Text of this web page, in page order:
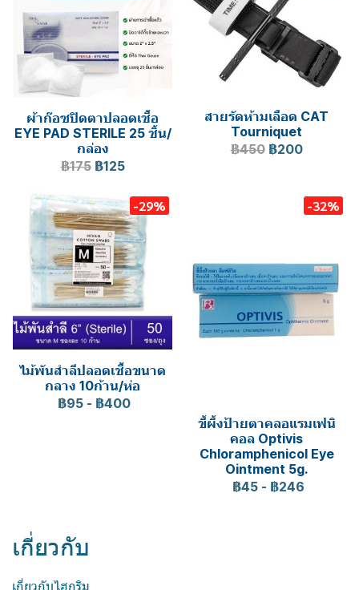
ผ้าก๊อซปิดตาปลอดเชื้อ
EYE PAD STERILE 25 ชิ้น/
กล่อง
฿175 ฿125
สายรัดห้ามเลือด CAT
Tourniquet
฿450 ฿200
-29%
ไม้พันสำลีปลอดเชื้อขนาด
กลาง 10ก้าน/ห่อ
฿95 - ฿400
-32%
ขี้ผึ้งป้ายตาคลอแรมเฟนิ
คอล Optivis
Chloramphenicol Eye
Ointment 5g.
฿45 - ฿246
เกี่ยวกับ
เกี่ยวกับไฮกริม